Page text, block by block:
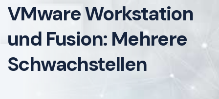
VMware Workstation
und Fusion: Mehrere
Schwachstellen